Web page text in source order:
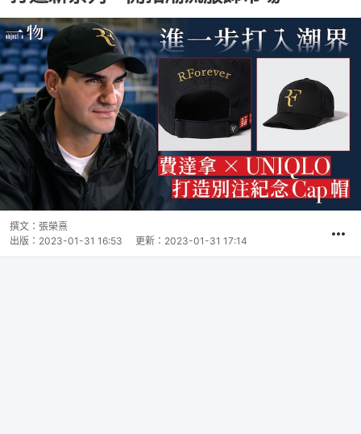
撰文： 張榮熹
出版： 2023-01-31 16:53 更新： 2023-01-31 17:14